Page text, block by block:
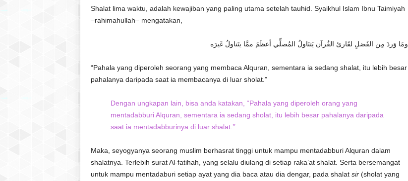
Shalat lima waktu, adalah kewajiban yang paling utama setelah tauhid. Syaikhul Islam Ibnu Taimiyah
–rahimahullah– mengatakan,
ومَا وَردَ مِن الفَضلِ لقَارئ القُرآن يَتنَاولُ المُصلِّي أعظَمَ ممَّا يتَناولُ غَيرَه
“Pahala yang diperoleh seorang yang membaca Alquran, sementara ia sedang shalat, itu lebih besar
pahalanya daripada saat ia membacanya di luar sholat.”
Dengan ungkapan lain, bisa anda katakan, “Pahala yang diperoleh orang yang
mentadabburi Alquran, sementara ia sedang sholat, itu lebih besar pahalanya daripada
saat ia mentadabburinya di luar shalat.’’
Maka, seyogyanya seorang muslim berhasrat tinggi untuk mampu mentadabburi Alquran dalam
shalatnya. Terlebih surat Al-fatihah, yang selalu diulang di setiap raka’at shalat. Serta bersemangat
untuk mampu mentadaburi setiap ayat yang dia baca atau dia dengar, pada shalat sir(sholat yang